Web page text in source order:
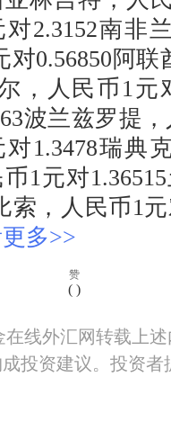
2.3152南非
对0.56850阿
，人民币1元
波兰兹罗提
1.3478瑞典
1元对
索，人民币1
多>>
赞
( )
线外汇网转载上
投资建议。投资